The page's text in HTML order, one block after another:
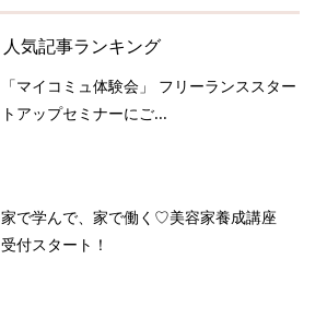
人気記事ランキング
「マイコミュ体験会」 フリーランススター
トアップセミナーにご...
家で学んで、家で働く♡美容家養成講座
受付スタート！